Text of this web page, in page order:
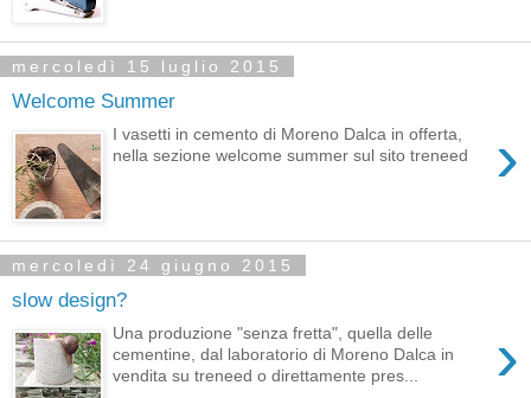
mercoledì 15 luglio 2015
Welcome Summer
›
I vasetti in cemento di Moreno Dalca in offerta,
nella sezione welcome summer sul sito treneed
mercoledì 24 giugno 2015
slow design?
›
Una produzione "senza fretta", quella delle
cementine, dal laboratorio di Moreno Dalca in
vendita su treneed o direttamente pres...